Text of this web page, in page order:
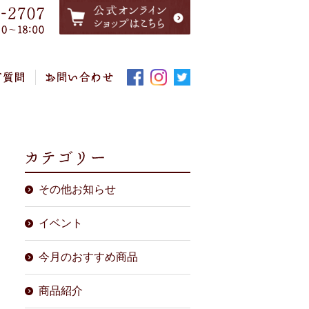
その他お知らせ
イベント
今月のおすすめ商品
商品紹介